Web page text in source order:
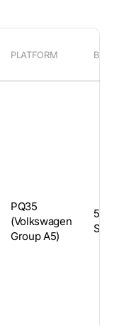
PLATFORM
PQ35
(Volkswagen
Group A5)
5-